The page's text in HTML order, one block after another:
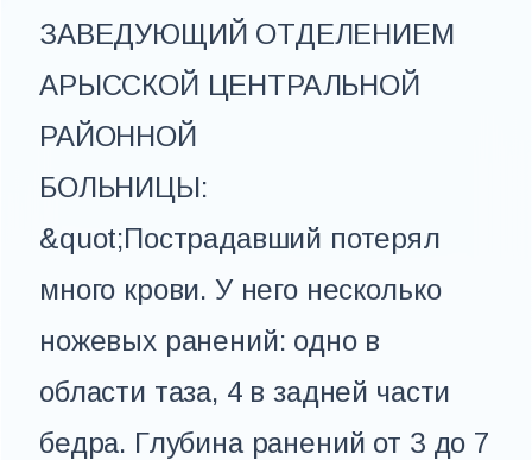
ЗАВЕДУЮЩИЙ ОТДЕЛЕНИЕМ
АРЫССКОЙ ЦЕНТРАЛЬНОЙ
РАЙОННОЙ
БОЛЬНИЦЫ:
&quot;Пострадавший потерял
много крови. У него несколько
ножевых ранений: одно в
области таза, 4 в задней части
бедра. Глубина ранений от 3 до 7